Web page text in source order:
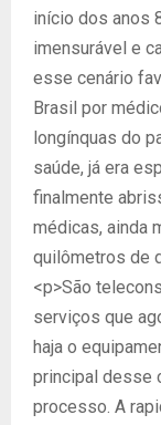
início dos anos
imensurável e
esse cenário
Brasil por
longínquas do
saúde, já era
finalmente
médicas, ainda
quilômetros de
<p>São
serviços que
haja o
principal desse
processo. A